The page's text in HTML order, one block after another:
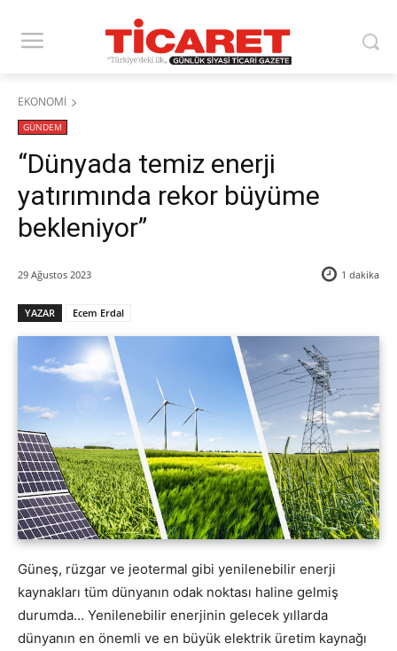
EKONOMİ
GÜNDEM
“Dünyada temiz enerji
yatırımında rekor büyüme
bekleniyor”
29 Ağustos 2023 1 dakika
YAZAR Ecem Erdal
Güneş, rüzgar ve jeotermal gibi yenilenebilir enerji
kaynakları tüm dünyanın odak noktası haline gelmiş
durumda… Yenilenebilir enerjinin gelecek yıllarda
dünyanın en önemli ve en büyük elektrik üretim kaynağı